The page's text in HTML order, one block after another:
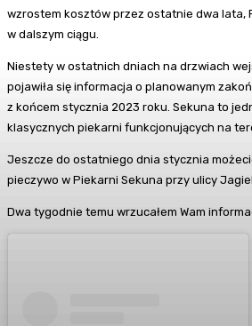
wzrostem kosztów przez ostatnie dwa lata,
w dalszym ciągu.
Niestety w ostatnich dniach na drzwiach
pojawiła się informacja o planowanym
z końcem stycznia 2023 roku. Sekuna to
klasycznych piekarni funkcjonujących na
Jeszcze do ostatniego dnia stycznia
pieczywo w Piekarni Sekuna przy ulicy
Dwa tygodnie temu wrzucałem Wam